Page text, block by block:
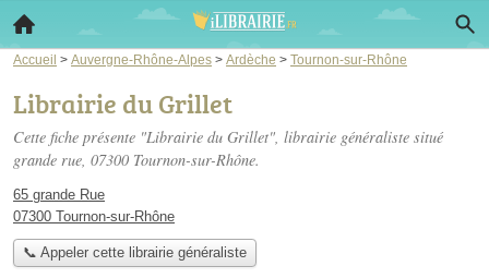
Accueil > Auvergne-Rhône-Alpes > Ardèche > Tournon-sur-Rhône
Librairie du Grillet
Cette fiche présente "Librairie du Grillet", librairie généraliste situé
grande rue, 07300 Tournon-sur-Rhône.
65 grande Rue
07300 Tournon-sur-Rhône
📞 Appeler cette librairie généraliste